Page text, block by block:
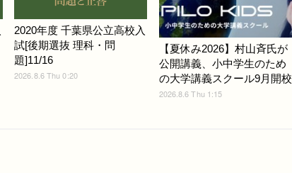
2020年度 千葉県公立高校入
試[後期選抜 理科・問
題]11/16
2026.8.6 Thu 0:20
【夏休み2026】村山斉氏が
公開講義、小中学生のため
の大学講義スクール9月開校
2026.8.6 Thu 1:15